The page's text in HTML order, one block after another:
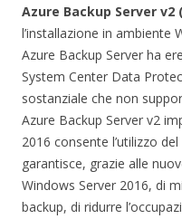
Azure Backup Server v2
l’installazione in ambiente
Azure Backup Server ha
System Center Data
sostanziale che non
Azure Backup Server v2
2016 consente l’utilizzo del
garantisce, grazie alle
Windows Server 2016, di
backup, di ridurre